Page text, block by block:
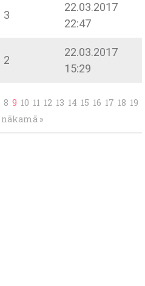
3
22.03.2017
22:47
2
22.03.2017
15:29
8 9 10 11 12 13 14 15 16 17 18 19
nākamā »